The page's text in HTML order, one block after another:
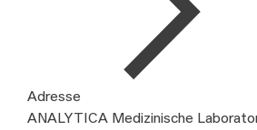
Adresse
ANALYTICA Medizinische